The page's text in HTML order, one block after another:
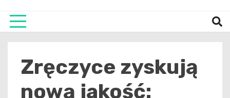
Zręczyce zyskują
nową jakość: